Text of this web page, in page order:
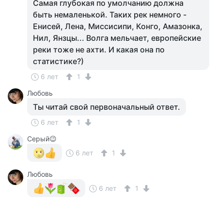
Самая глубокая по умолчанию должна
быть немаленькой. Таких рек немного -
Енисей, Лена, Миссисипи, Конго, Амазонка,
Нил, Янзцы... Волга мельчает, европейские
реки тоже не ахти. И какая она по
статистике?)
6 лет
1
Любовь
Ты читай свой первоначальный ответ.
6 лет
1
Серый😉
6 лет
1
Любовь
6 лет
1